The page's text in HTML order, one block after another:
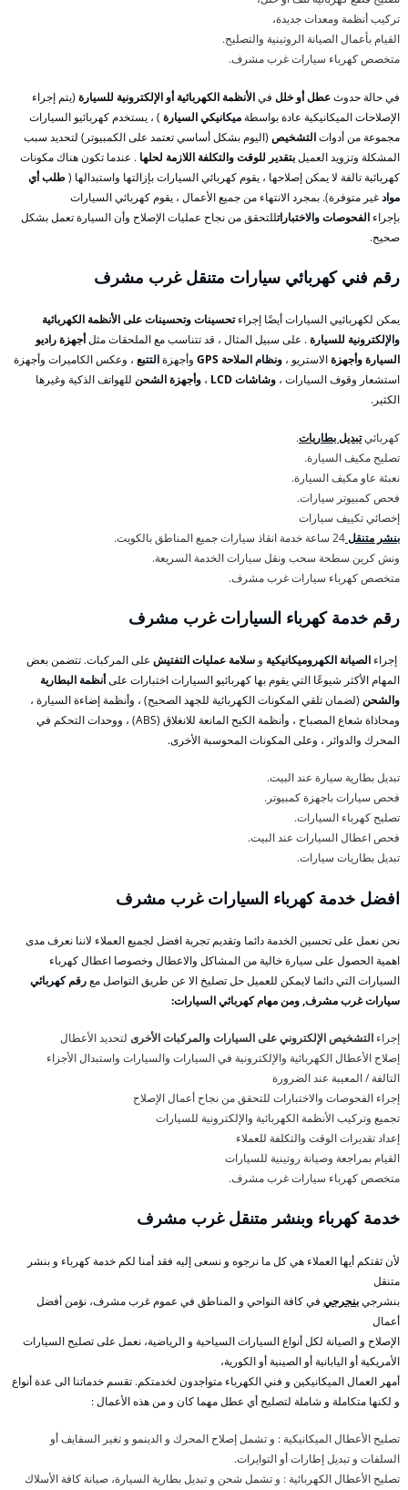
تركيب أنظمة ومعدات جديدة،
القيام بأعمال الصيانة الروتينية والتصليح.
متخصص كهرباء سيارات غرب مشرف.
في حالة حدوثعطل أو خلل فيالأنظمة الكهربائية أو الإلكترونية للسيارة (يتم إجراء
الإصلاحات الميكانيكية عادة بواسطةميكانيكي السيارة ) ، يستخدم كهربائيو السيارات
مجموعة من أدواتالتشخيص (اليوم بشكل أساسي تعتمد على الكمبيوتر) لتحديد سبب
المشكلة وتزويد العميلبتقدير للوقت والتكلفة اللازمة لحلها . عندما تكون هناك مكونات
كهربائية تالفة لا يمكن إصلاحها ، يقوم كهربائي السيارات بإزالتها واستبدالها (طلب أي
موادغير متوفرة). بمجرد الانتهاء من جميع الأعمال ، يقوم كهربائي السيارات
بإجراء الفحوصات والاختباراتللتحقق من نجاح عمليات الإصلاح وأن السيارة تعمل بشكل
صحيح.
رقم فني كهربائي سيارات متنقل غرب مشرف
يمكن لكهربائيي السيارات أيضًا إجراءتحسينات وتحسينات على الأنظمة الكهربائية
والإلكترونية للسيارة. على سبيل المثال ، قد تتناسب مع الملحقات مثلأجهزة راديو
السيارة وأجهزةالاستريو ، ونظام الملاحة GPS وأجهزةالتتبع ، وعكس الكاميرات وأجهزة
استشعار وقوف السيارات ، وشاشات LCD ، وأجهزة الشحن للهواتف الذكية وغيرها
الكثير.
كهربائيتبديل بطاريات.
تصليح مكيف السيارة.
نعبئة عاو مكيف السيارة.
فحص كمبيوتر سيارات.
إخصائي تكييف سيارات
بنشر متنقل24 ساعة خدمة انقاذ سيارات جميع المناطق بالكويت.
ونش كرين سطحة سحب ونقل سيارات الخدمة السريعة.
متخصص كهرباء سيارات غرب مشرف.
رقم خدمة كهرباء السيارات غرب مشرف
إجراء الصيانة الكهروميكانيكية و سلامة عمليات التفتيش على المركبات. تتضمن بعض
المهام الأكثر شيوعًا التي يقوم بها كهربائيو السيارات اختبارات علىأنظمة البطارية
والشحن (لضمان تلقي المكونات الكهربائية للجهد الصحيح) ، وأنظمة إضاءة السيارة ،
ومحاذاة شعاع المصباح ، وأنظمة الكبح المانعة للانغلاق (ABS) ، ووحدات التحكم في
المحرك والدوائر ، وعلى المكونات المحوسبة الأخرى.
تبديل بطارية سيارة عند البيت.
فحص سيارات باجهزة كمبيوتر.
تصليح كهرباء السيارات.
فحص اعطال السيارات عند البيت.
تبديل بطاريات سيارات.
افضل خدمة كهرباء السيارات غرب مشرف
نحن نعمل على تحسين الخدمة دائما وتقديم تجربة افضل لجميع العملاء لاننا نعرف مدى
اهمية الحصول على سيارة خالية من المشاكل والاعطال وخصوصا اعطال كهرباء
السيارات التي دائما لايمكن للعميل حل تصليخ الا عن طريق التواصل معرقم كهربائي
سيارات غرب مشرف, ومن مهام كهربائي السيارات:
إجراء التشخيص الإلكتروني على السيارات والمركبات الأخرى لتحديد الأعطال
إصلاح الأعطال الكهربائية والإلكترونية في السيارات والسيارات واستبدال الأجزاء
التالفة / المعيبة عند الضرورة
إجراء الفحوصات والاختبارات للتحقق من نجاح أعمال الإصلاح
تجميع وتركيب الأنظمة الكهربائية والإلكترونية للسيارات
إعداد تقديرات الوقت والتكلفة للعملاء
القيام بمراجعة وصيانة روتينية للسيارات
متخصص كهرباء سيارات غرب مشرف.
خدمة كهرباء وبنشر متنقل غرب مشرف
لأن ثقتكم أيها العملاء هي كل ما نرجوه و نسعى إليه فقد أمنا لكم خدمة كهرباء و بنشر
متنقل
بنشرجيبنجرجي في كافة النواحي و المناطق في عموم غرب مشرف، نؤمن أفضل
أعمال
الإصلاح و الصيانة لكل أنواع السيارات السياحية و الرياضية، نعمل على تصليح السيارات
الأمريكية أو اليابانية أو الصينية أو الكورية،
أمهر العمال الميكانيكين و فني الكهرباء متواجدون لخدمتكم. تقسم خدماتنا الى عدة أنواع
و لكنها متكاملة و شاملة لتصليح أي عطل مهما كان و من هذه الأعمال :
تصليح الأعطال الميكانيكية : و تشمل إصلاح المحرك و الدينمو و تغير السفايف أو
السلفات و تبديل إطارات أو التوايرات.
تصليح الأعطال الكهربائية : و تشمل شحن و تبديل بطارية السيارة، صيانة كافة الأسلاك